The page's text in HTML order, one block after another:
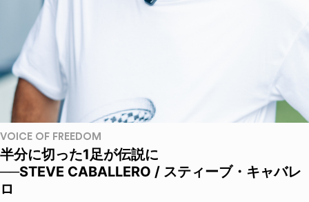
VOICE OF FREEDOM
半分に切った1足が伝説に
──STEVE CABALLERO / スティーブ・キャバレ
ロ